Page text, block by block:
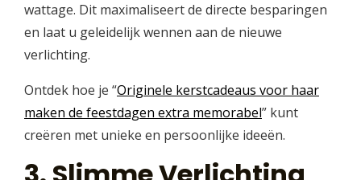
wattage. Dit maximaliseert de directe besparingen
en laat u geleidelijk wennen aan de nieuwe
verlichting.
Ontdek hoe je “Originele kerstcadeaus voor haar
maken de feestdagen extra memorabel” kunt
creëren met unieke en persoonlijke ideeën.